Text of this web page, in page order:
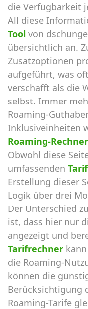
die Verfügbarkeit
All diese
Tool von
übersichtlich an.
Zusatzoptionen
aufgeführt, was
verschafft als die
selbst. Immer
Roaming-
Inklusiveinheiten
Roaming-Rechner
Obwohl diese
umfassenden
Erstellung dieser
Logik über drei
Der Unterschied
ist, dass hier nur
angezeigt und
Tarifrechner
die Roaming-
können die
Berücksichtigung
Roaming-Tarife